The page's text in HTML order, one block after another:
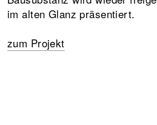
im alten Glanz präsentiert.
zum Projekt